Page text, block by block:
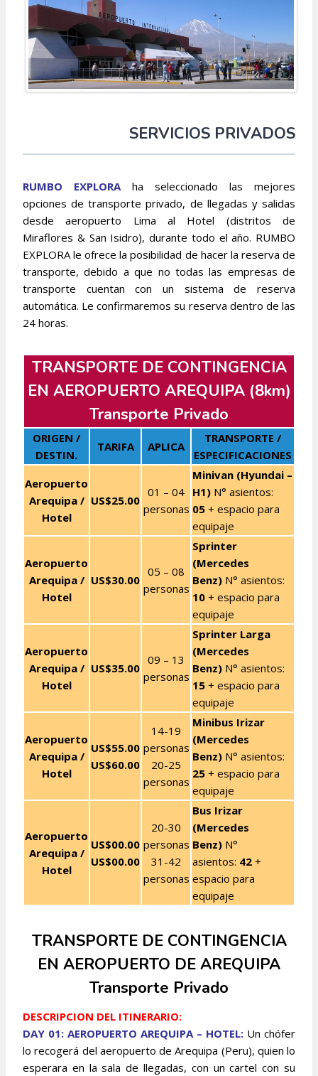
SERVICIOS PRIVADOS
RUMBO EXPLORAha seleccionado las mejores
opciones de transporte privado, de llegadas y salidas
desde aeropuerto Lima al Hotel (distritos de
Miraflores & San Isidro), durante todo el año. RUMBO
EXPLORA le ofrece la posibilidad de hacer la reserva de
transporte, debido a que no todas las empresas de
transporte cuentan con un sistema de reserva
automática. Le confirmaremos su reserva dentro de las
24 horas.
TRANSPORTE DE CONTINGENCIA
EN AEROPUERTO AREQUIPA (8km)
Transporte Privado
ORIGEN /
DESTIN.
TARIFA APLICA
TRANSPORTE /
ESPECIFICACIONES
Aeropuerto
Arequipa /
Hotel
US$25.00
01 – 04
personas
Minivan (Hyundai –
H1) N° asientos:
05 + espacio para
equipaje
Aeropuerto
Arequipa /
Hotel
US$30.00
05 – 08
personas
Sprinter
(Mercedes
Benz) N° asientos:
10 + espacio para
equipaje
Aeropuerto
Arequipa /
Hotel
US$35.00
09 – 13
personas
Sprinter Larga
(Mercedes
Benz) N° asientos:
15 + espacio para
equipaje
Aeropuerto
Arequipa /
Hotel
US$55.00
US$60.00
14-19
personas
20-25
personas
Minibus Irizar
(Mercedes
Benz) N° asientos:
25 + espacio para
equipaje
Aeropuerto
Arequipa /
Hotel
US$00.00
US$00.00
20-30
personas
31-42
personas
Bus Irizar
(Mercedes
Benz) N°
asientos: 42 +
espacio para
equipaje
TRANSPORTE DE CONTINGENCIA
EN AEROPUERTO DE AREQUIPA
Transporte Privado
DESCRIPCION DEL ITINERARIO:
DAY 01: AEROPUERTO AREQUIPA – HOTEL: Un chófer
lo recogerá del aeropuerto de Arequipa (Peru), quien lo
esperara en la sala de llegadas, con un cartel con su